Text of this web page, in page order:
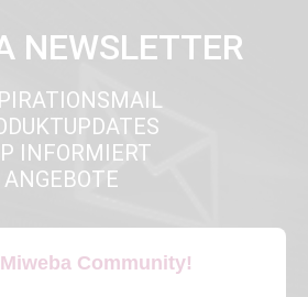
NEWSLETTER
INFORMIERT
ANGEBOTE
Community!